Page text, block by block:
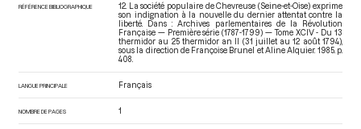
RÉFÉRENCE BIBLIOGRAPHIQUE
12. La société populaire de Chevreuse (Seine-et-Oise) exprime
son indignation à la nouvelle du dernier attentat contre la
liberté. Dans : Archives parlementaires de la Révolution
Française — Première série (1787-1799) — Tome XCIV - Du 13
thermidor au 25 thermidor an II (31 juillet au 12 août 1794),
sous la direction de Françoise Brunel et Aline Alquier. 1985. p.
408.
LANGUE PRINCIPALE Français
NOMBRE DE PAGES 1